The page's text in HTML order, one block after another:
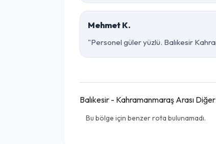
Mehmet K.
"Personel güler yüzlü. Balıkesir
Balıkesir - Kahramanmaraş Arası
Bu bölge için benzer rota bulunamadı.